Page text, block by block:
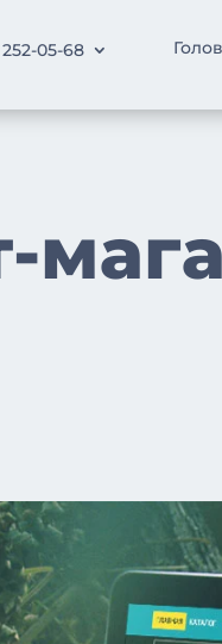
05-68